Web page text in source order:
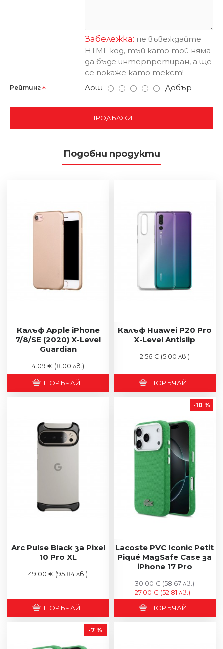
Забележка: не въвеждайте
HTML код, тъй като той няма
да бъде интерпретиран, а ще
се покаже като текст!
Рейтинг Лош Добър
ПРОДЪЛЖИ
Подобни продукти
Калъф Apple iPhone
7/8/SE (2020) X-Level
Guardian
4.09 € (8.00 лв.)
ПОРЪЧАЙ
Калъф Huawei P20 Pro
X-Level Antislip
2.56 € (5.00 лв.)
ПОРЪЧАЙ
Arc Pulse Black за Pixel
10 Pro XL
49.00 € (95.84 лв.)
ПОРЪЧАЙ
-10 %
Lacoste PVC Iconic Petit
Piqué MagSafe Case за
iPhone 17 Pro
27.00 € (52.81 лв.)
30.00 €(58.67 лв.)
ПОРЪЧАЙ
-7 %